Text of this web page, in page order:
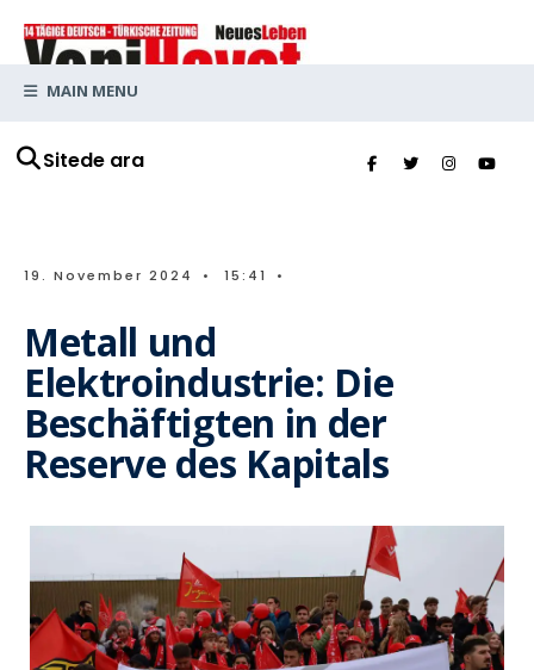
Sitede ara
MAIN MENU
19. November 2024 • 15:41 •
Metall und
Elektroindustrie: Die
Beschäftigten in der
Reserve des Kapitals